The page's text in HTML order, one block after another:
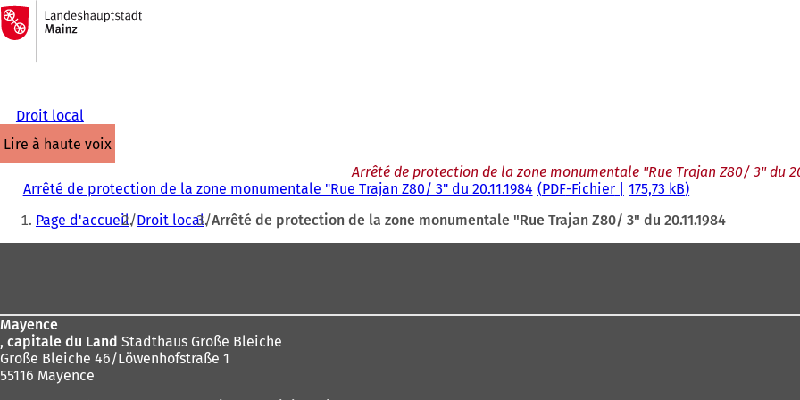
Accéder au contenu
Vers
la
page
d'accueil
Droit local
lire à haute voix
Arrêté de protection de la zone monumentale "Rue Trajan Z80/ 3" du
Arrêté de protection de la zone monumentale "Rue Trajan Z80/ 3" du 20.11.1984 PDF-Fichier 175,73 kB
Vous
êtes
Page d'accueil Droit local Arrêté de protection de la zone monumentale "Rue Trajan Z80/ 3" du 20.11.1984
Mayence
, capitale du Land Stadthaus Große Bleiche
Große Bleiche 46/Löwenhofstraße 1
55116 Mayence